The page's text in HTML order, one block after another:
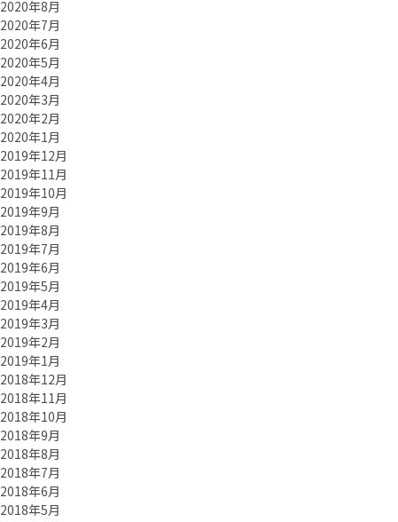
2020年8月
2020年7月
2020年6月
2020年5月
2020年4月
2020年3月
2020年2月
2020年1月
2019年12月
2019年11月
2019年10月
2019年9月
2019年8月
2019年7月
2019年6月
2019年5月
2019年4月
2019年3月
2019年2月
2019年1月
2018年12月
2018年11月
2018年10月
2018年9月
2018年8月
2018年7月
2018年6月
2018年5月